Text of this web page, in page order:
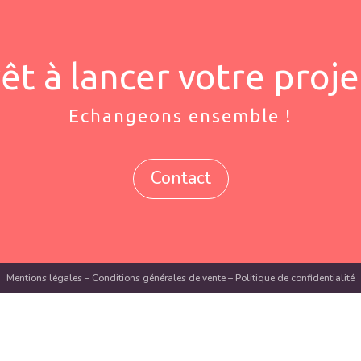
à lancer votre
Echangeons ensemble !
Contact
Mentions légales – Conditions générales de vente– Politique de confidentialité